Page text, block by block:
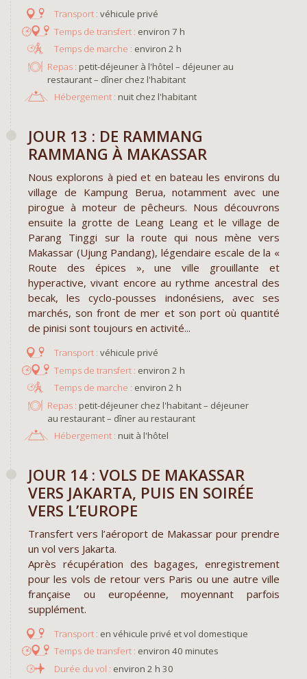
véhicule privé
environ 7 h
environ 2 h
Repas : petit-déjeuner à l'hôtel – déjeuner au
restaurant – dîner chez l'habitant
Hébergement : nuit chez l'habitant
JOUR 13 : DE RAMMANG
RAMMANG À MAKASSAR
Nous explorons à pied et en bateau les environs du
village de Kampung Berua, notamment avec une
pirogue à moteur de pêcheurs. Nous découvrons
ensuite la grotte de Leang Leang et le village de
Parang Tinggi sur la route qui nous mène vers
Makassar (Ujung Pandang), légendaire escale de la «
Route des épices », une ville grouillante et
hyperactive, vivant encore au rythme ancestral des
becak, les cyclo-pousses indonésiens, avec ses
marchés, son front de mer et son port où quantité
de pinisi sont toujours en activité...
véhicule privé
environ 2 h
environ 2 h
Repas : petit-déjeuner chez l'habitant – déjeuner
au restaurant – dîner au restaurant
Hébergement : nuit à l'hôtel
JOUR 14 : VOLS DE MAKASSAR
VERS JAKARTA, PUIS EN SOIRÉE
VERS L’EUROPE
Transfert vers l’aéroport de Makassar pour prendre
un vol vers Jakarta.
Après récupération des bagages, enregistrement
pour les vols de retour vers Paris ou une autre ville
française ou européenne, moyennant parfois
supplément.
en véhicule privé et vol domestique
environ 40 minutes
environ 2 h 30